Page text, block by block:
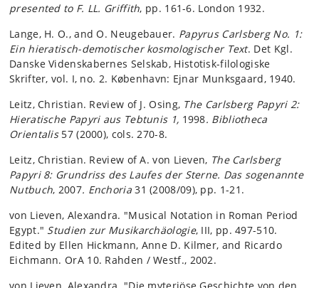
presented to F. LL. Griffith, pp. 161-6. London 1932.
Lange, H. O., and O. Neugebauer. Papyrus Carlsberg No. 1:
Ein hieratisch-demotischer kosmologischer Text. Det Kgl.
Danske Videnskabernes Selskab, Histotisk-filologiske
Skrifter, vol. I, no. 2. København: Ejnar Munksgaard, 1940.
Leitz, Christian. Review of J. Osing, The Carlsberg Papyri 2:
Hieratische Papyri aus Tebtunis 1, 1998. Bibliotheca
Orientalis57 (2000), cols. 270-8.
Leitz, Christian. Review of A. von Lieven, The Carlsberg
Papyri 8: Grundriss des Laufes der Sterne. Das sogenannte
Nutbuch, 2007. Enchoria31 (2008/09), pp. 1-21.
von Lieven, Alexandra. "Musical Notation in Roman Period
Egypt." Studien zur Musikarchäologie, III, pp. 497-510.
Edited by Ellen Hickmann, Anne D. Kilmer, and Ricardo
Eichmann. OrA 10. Rahden / Westf., 2002.